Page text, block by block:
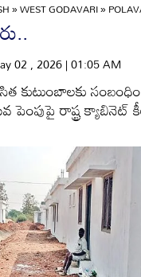
»WEST GODAVARI»
02 , 2026 | 01:05 AM
కుటుంబాలకు
పెంపుపై రాష్ట్ర క్యాబినెట్‌